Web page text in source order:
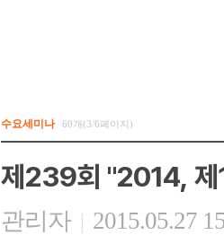
수요세미나 60개(3/6페이지)
제239회 "2014, 제
관리자 | 2015.05.27